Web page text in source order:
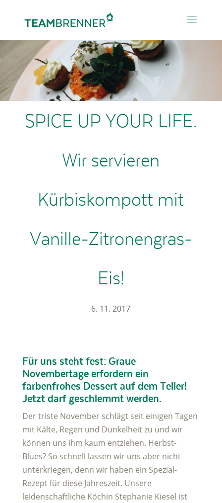
SPICE UP YOUR LIFE.
Wir servieren
Kürbiskompott mit
Vanille-Zitronengras-
Eis!
6. 11. 2017
Für uns steht fest: Graue
Novembertage erfordern ein
farbenfrohes Dessert auf dem Teller!
Jetzt darf geschlemmt werden.
Der triste November schlägt seit einigen Tagen
mit Kälte, Regen und Dunkelheit zu und wir
können uns ihm kaum entziehen. Herbst-
Blues? So schnell lassen wir uns aber nicht
unterkriegen, denn wir haben ein Spezial-
Rezept für diese Jahreszeit. Unsere
leidenschaftliche Köchin Stephanie Kiesel ist